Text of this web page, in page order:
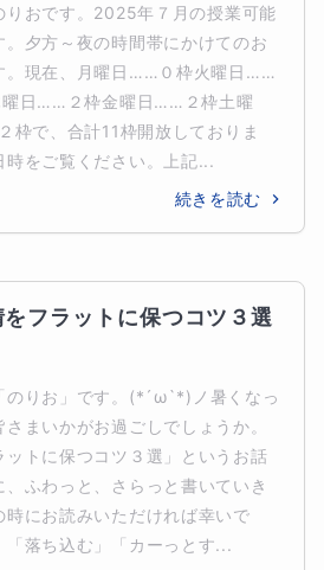
りおです。2025年７月の授業可能
夕方～夜の時間帯にかけてのお
。現在、月曜日……０枠火曜日……
日……２枠金曜日……２枠土曜
で、合計11枠開放しておりま
をご覧ください。上記...
続きを読む
をフラットに保つコツ３選
のりお」です。(*´ω`*)ノ暑くなっ
まいかがお過ごしでしょうか。
トに保つコツ３選」というお話
ふわっと、さらっと書いていき
時にお読みいただければ幸いで
「落ち込む」「カーっとす...